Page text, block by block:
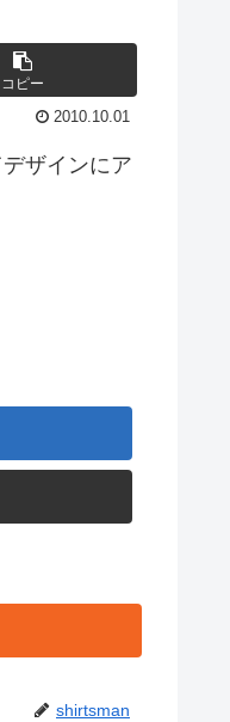
コピー
2010.10.01
ザインにア
shirtsman